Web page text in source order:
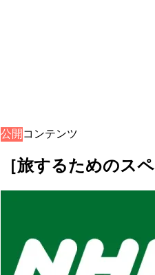
公開
音声コンテンツ
［旅するためのス